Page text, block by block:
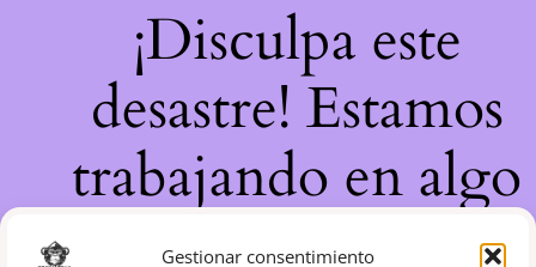
Gestionar consentimiento
¡Disculpa este
desastre! Estamos
trabajando en algo
increíble, ¡vuelve